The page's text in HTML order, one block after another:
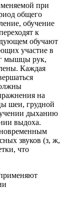
при
общего
обучение
к
обучают
участие в
мышцы рук,
Каждая
на
шеи, грудной
дыханию
выдоха.
звуков (з, ж,
что